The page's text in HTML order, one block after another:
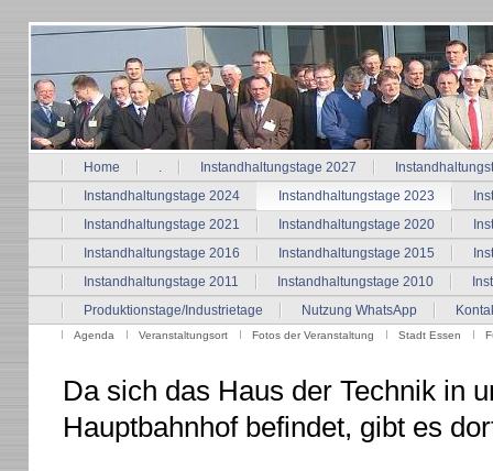
Home . Instandhaltungstage 2027
Instandhaltungstage 2024
Instandhaltungstage 2023
Instandhaltungstage 2021
Instandhaltungstage 2020
Instandhaltungstage 2016
Instandhaltungstage 2015
Instandhaltungstage 2011
Instandhaltungstage 2010
Produktionstage/Industrietage
Nutzung WhatsApp
Agenda Veranstaltungsort Fotos der Veranstaltung Stadt Essen
Da sich das Haus der Technik in
Hauptbahnhof befindet, gibt es